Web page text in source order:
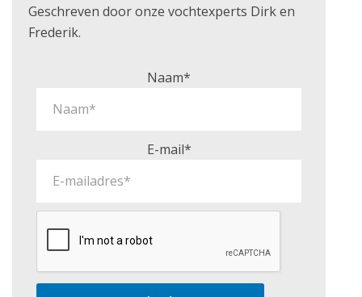
Geschreven door onze vochtexperts Dirk en
Frederik.
Naam*
E-mail*